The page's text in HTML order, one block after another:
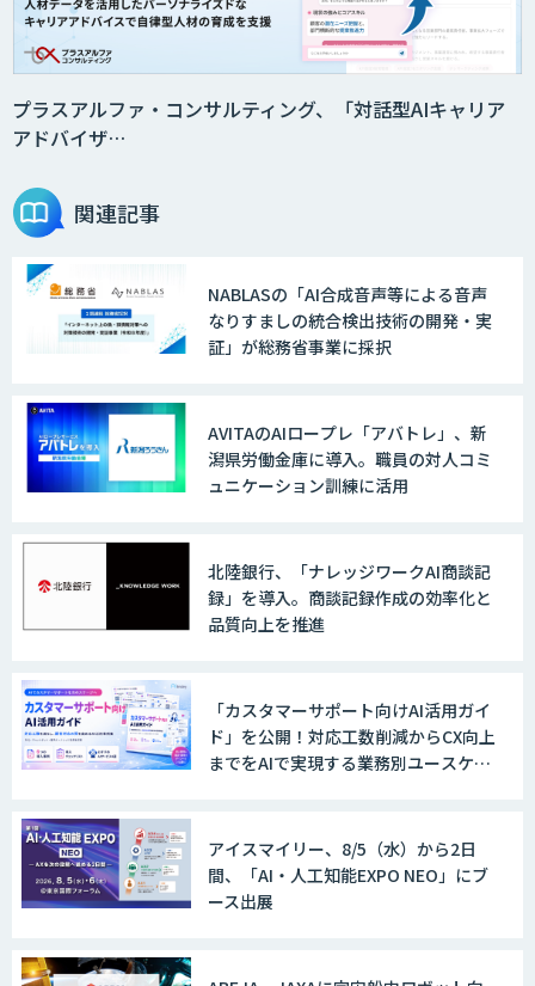
プラスアルファ・コンサルティング、「対話型AIキャリア
アドバイザ…
関連記事
NABLASの「AI合成音声等による音声
なりすましの統合検出技術の開発・実
証」が総務省事業に採択
AVITAのAIロープレ「アバトレ」、新
潟県労働金庫に導入。職員の対人コミ
ュニケーション訓練に活用
北陸銀行、「ナレッジワークAI商談記
録」を導入。商談記録作成の効率化と
品質向上を推進
「カスタマーサポート向けAI活用ガイ
ド」を公開！対応工数削減からCX向上
までをAIで実現する業務別ユースケー
アイスマイリー、8/5（水）から2日
間、「AI・人工知能EXPO NEO」にブ
ース出展